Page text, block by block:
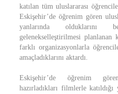
katılan tüm uluslararası
Eskişehir’de öğrenim gören
yanlarında olduklarını
gelenekselleştirilmesi planlanan
farklı organizasyonlarla
amaçladıklarını aktardı.
Eskişehir’de öğrenim
hazırladıkları filmlerle